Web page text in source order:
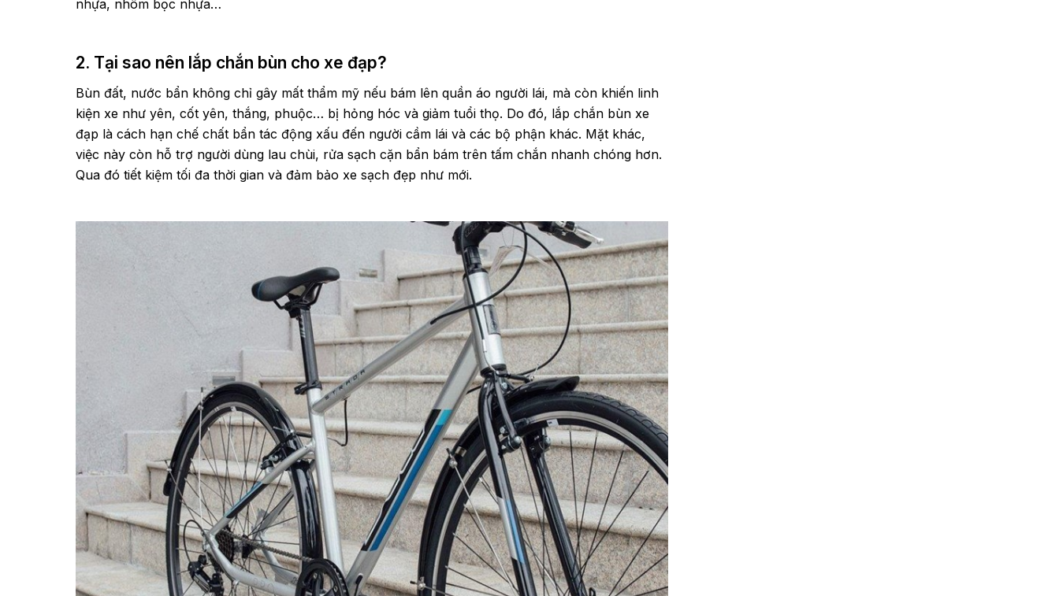
nhựa, nhôm bọc nhựa…
2. Tại sao nên lắp chắn bùn cho xe đạp?
Bùn đất, nước bẩn không chỉ gây mất thẩm mỹ nếu bám lên quần áo người lái, mà còn khiến linh
kiện xe như yên, cốt yên, thắng, phuộc… bị hỏng hóc và giảm tuổi thọ. Do đó, lắp chắn bùn xe
đạp là cách hạn chế chất bẩn tác động xấu đến người cầm lái và các bộ phận khác. Mặt khác,
việc này còn hỗ trợ người dùng lau chùi, rửa sạch cặn bẩn bám trên tấm chắn nhanh chóng hơn.
Qua đó tiết kiệm tối đa thời gian và đảm bảo xe sạch đẹp như mới.